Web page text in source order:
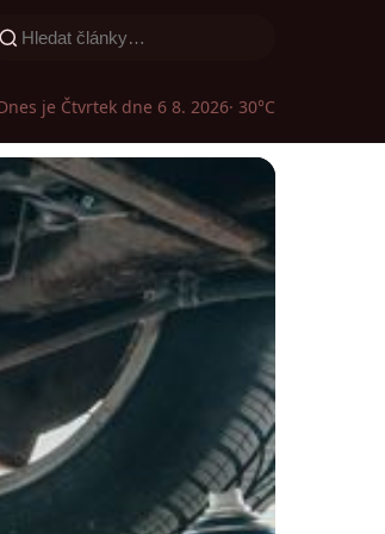
je Čtvrtek dne 6 8. 2026· 30°C